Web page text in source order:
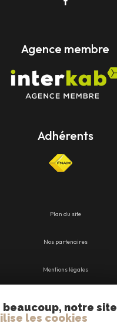
Agence membre
Adhérents
Plan du site
Nos partenaires
Mentions légales
beaucoup, notre site
les cookies